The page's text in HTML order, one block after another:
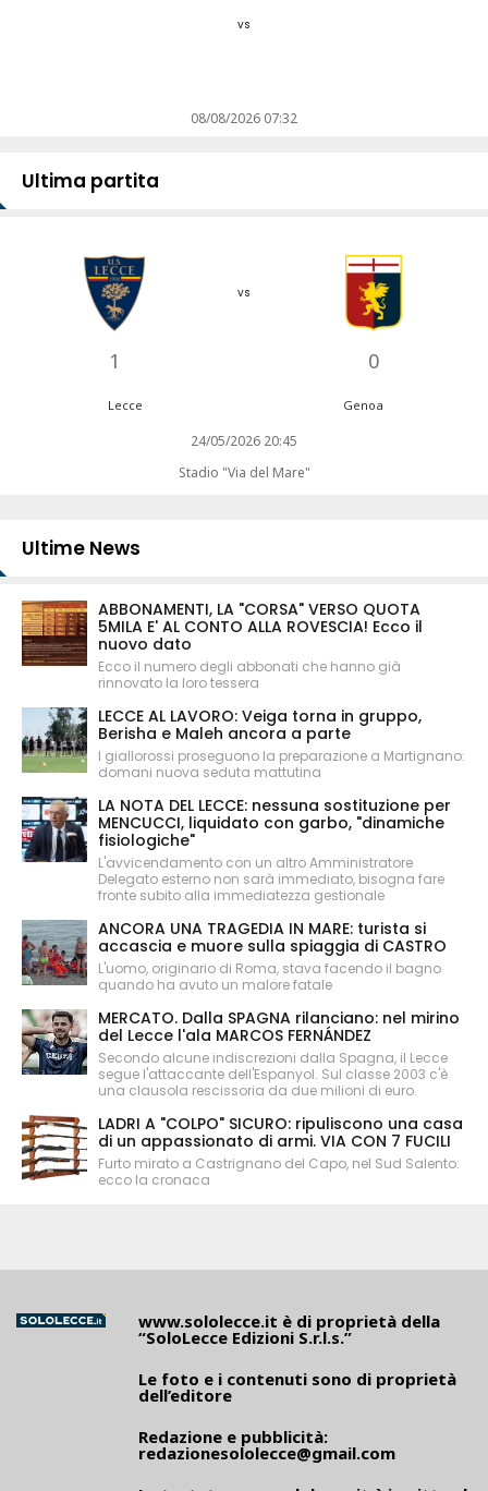
vs
08/08/2026 07:32
Ultima partita
1
vs
0
Lecce Genoa
24/05/2026 20:45
Stadio "Via del Mare"
Ultime News
ABBONAMENTI, LA "CORSA" VERSO QUOTA
5MILA E' AL CONTO ALLA ROVESCIA! Ecco il
nuovo dato
Ecco il numero degli abbonati che hanno già
rinnovato la loro tessera
LECCE AL LAVORO: Veiga torna in gruppo,
Berisha e Maleh ancora a parte
I giallorossi proseguono la preparazione a Martignano:
domani nuova seduta mattutina
LA NOTA DEL LECCE: nessuna sostituzione per
MENCUCCI, liquidato con garbo, "dinamiche
fisiologiche"
L'avvicendamento con un altro Amministratore
Delegato esterno non sarà immediato, bisogna fare
fronte subito alla immediatezza gestionale
ANCORA UNA TRAGEDIA IN MARE: turista si
accascia e muore sulla spiaggia di CASTRO
L'uomo, originario di Roma, stava facendo il bagno
quando ha avuto un malore fatale
MERCATO. Dalla SPAGNA rilanciano: nel mirino
del Lecce l'ala MARCOS FERNÁNDEZ
Secondo alcune indiscrezioni dalla Spagna, il Lecce
segue l'attaccante dell'Espanyol. Sul classe 2003 c'è
una clausola rescissoria da due milioni di euro.
LADRI A "COLPO" SICURO: ripuliscono una casa
di un appassionato di armi. VIA CON 7 FUCILI
Furto mirato a Castrignano del Capo, nel Sud Salento:
ecco la cronaca
www.sololecce.it è di proprietà della
“SoloLecce Edizioni S.r.l.s.”
Le foto e i contenuti sono di proprietà
dell’editore
Redazione e pubblicità:
redazionesololecce@gmail.com